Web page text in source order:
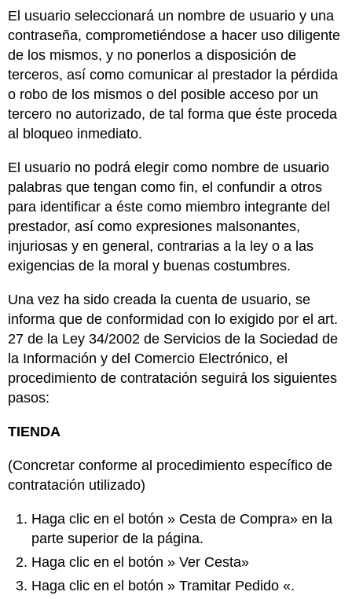
El usuario seleccionará un nombre de usuario y una
contraseña, comprometiéndose a hacer uso diligente
de los mismos, y no ponerlos a disposición de
terceros, así como comunicar al prestador la pérdida
o robo de los mismos o del posible acceso por un
tercero no autorizado, de tal forma que éste proceda
al bloqueo inmediato.
El usuario no podrá elegir como nombre de usuario
palabras que tengan como fin, el confundir a otros
para identificar a éste como miembro integrante del
prestador, así como expresiones malsonantes,
injuriosas y en general, contrarias a la ley o a las
exigencias de la moral y buenas costumbres.
Una vez ha sido creada la cuenta de usuario, se
informa que de conformidad con lo exigido por el art.
27 de la Ley 34/2002 de Servicios de la Sociedad de
la Información y del Comercio Electrónico, el
procedimiento de contratación seguirá los siguientes
pasos:
TIENDA
(Concretar conforme al procedimiento específico de
contratación utilizado)
Haga clic en el botón » Cesta de Compra» en la
parte superior de la página.
Haga clic en el botón » Ver Cesta»
Haga clic en el botón » Tramitar Pedido «.